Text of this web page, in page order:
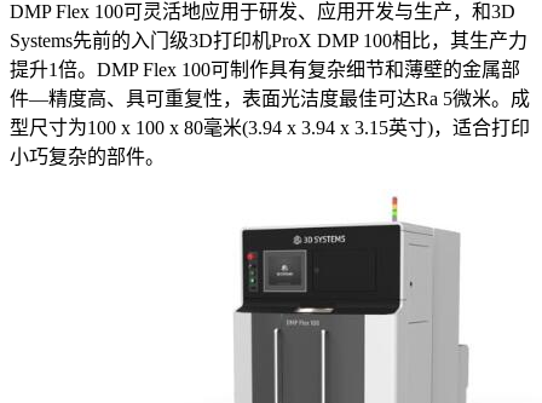
DMP Flex 100可灵活地应用于研发、应用开发与生产，和3D
Systems先前的入门级3D打印机ProX DMP 100相比，其生产力
提升1倍。DMP Flex 100可制作具有复杂细节和薄壁的金属部
件—精度高、具可重复性，表面光洁度最佳可达Ra 5微米。成
型尺寸为100 x 100 x 80毫米(3.94 x 3.94 x 3.15英寸)，适合打印
小巧复杂的部件。